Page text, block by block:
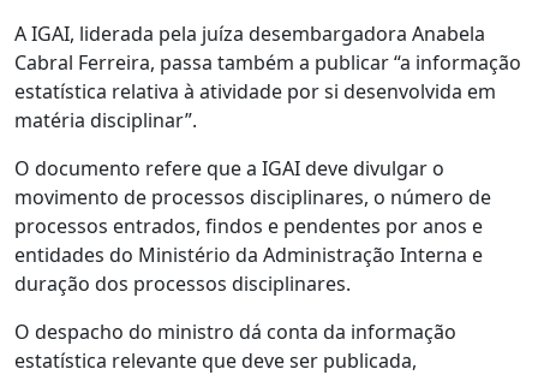
A IGAI, liderada pela juíza desembargadora Anabela
Cabral Ferreira, passa também a publicar “a informação
estatística relativa à atividade por si desenvolvida em
matéria disciplinar”.
O documento refere que a IGAI deve divulgar o
movimento de processos disciplinares, o número de
processos entrados, findos e pendentes por anos e
entidades do Ministério da Administração Interna e
duração dos processos disciplinares.
O despacho do ministro dá conta da informação
estatística relevante que deve ser publicada,